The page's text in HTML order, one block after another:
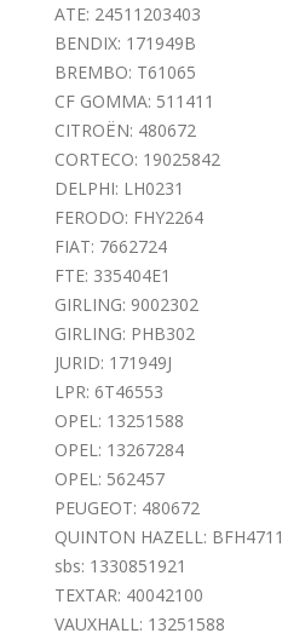
ATE: 24511203403
BENDIX: 171949B
BREMBO: T61065
CF GOMMA: 511411
CITROËN: 480672
CORTECO: 19025842
DELPHI: LH0231
FERODO: FHY2264
FIAT: 7662724
FTE: 335404E1
GIRLING: 9002302
GIRLING: PHB302
JURID: 171949J
LPR: 6T46553
OPEL: 13251588
OPEL: 13267284
OPEL: 562457
PEUGEOT: 480672
QUINTON HAZELL: BFH4711
sbs: 1330851921
TEXTAR: 40042100
VAUXHALL: 13251588